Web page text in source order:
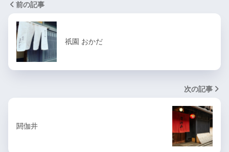
前の記事
祇園 おかだ
次の記事
閼伽井